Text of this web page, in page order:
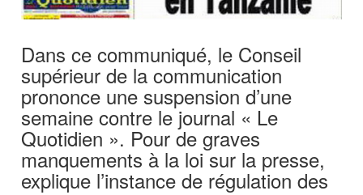
Dans ce communiqué, le Conseil
supérieur de la communication
prononce une suspension d’une
semaine contre le journal « Le
Quotidien ». Pour de graves
manquements à la loi sur la presse,
explique l’instance de régulation des